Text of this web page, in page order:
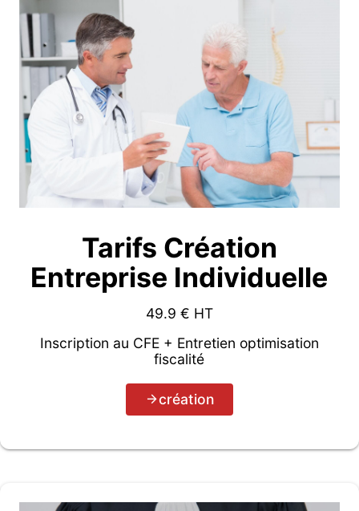
Tarifs Création
Entreprise Individuelle
49.9 € HT
Inscription au CFE + Entretien optimisation
fiscalité
création